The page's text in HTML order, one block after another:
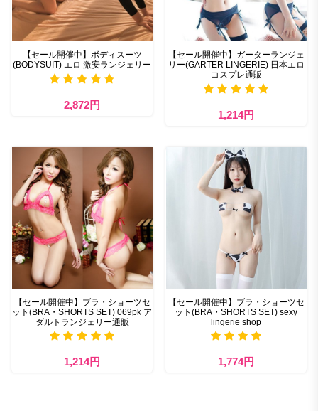
【セール開催中】ボディスーツ
(BODYSUIT) エロ 激安ランジェリー
2,872円
【セール開催中】ガーターランジェ
リー(GARTER LINGERIE) 日本エロ
コスプレ通販
1,214円
【セール開催中】ブラ・ショーツセ
ット(BRA・SHORTS SET) 069pk ア
ダルトランジェリー通販
1,214円
【セール開催中】ブラ・ショーツセ
ット(BRA・SHORTS SET) sexy
lingerie shop
1,774円